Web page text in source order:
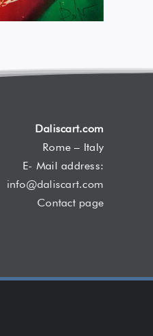
Daliscart.com
Rome – Italy
E- Mail address:
info@daliscart.com
Contact page